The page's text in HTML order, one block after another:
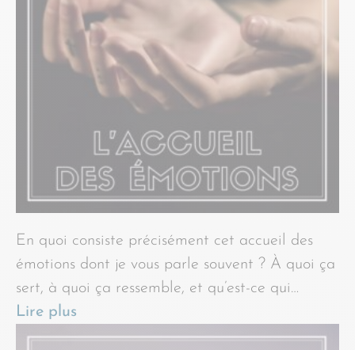
En quoi consiste précisément cet accueil des
émotions dont je vous parle souvent ? À quoi ça
sert, à quoi ça ressemble, et qu’est-ce qui…
Lire plus